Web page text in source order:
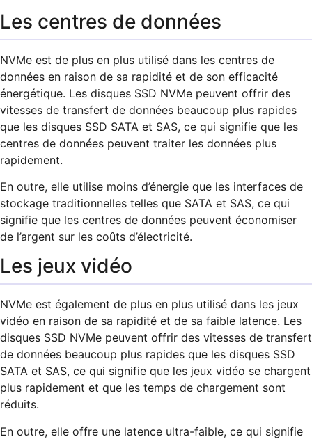
Les centres de données
NVMe est de plus en plus utilisé dans les centres de
données en raison de sa rapidité et de son efficacité
énergétique. Les disques SSD NVMe peuvent offrir des
vitesses de transfert de données beaucoup plus rapides
que les disques SSD SATA et SAS, ce qui signifie que les
centres de données peuvent traiter les données plus
rapidement.
En outre, elle utilise moins d’énergie que les interfaces de
stockage traditionnelles telles que SATA et SAS, ce qui
signifie que les centres de données peuvent économiser
de l’argent sur les coûts d’électricité.
Les jeux vidéo
NVMe est également de plus en plus utilisé dans les jeux
vidéo en raison de sa rapidité et de sa faible latence. Les
disques SSD NVMe peuvent offrir des vitesses de transfert
de données beaucoup plus rapides que les disques SSD
SATA et SAS, ce qui signifie que les jeux vidéo se chargent
plus rapidement et que les temps de chargement sont
réduits.
En outre, elle offre une latence ultra-faible, ce qui signifie